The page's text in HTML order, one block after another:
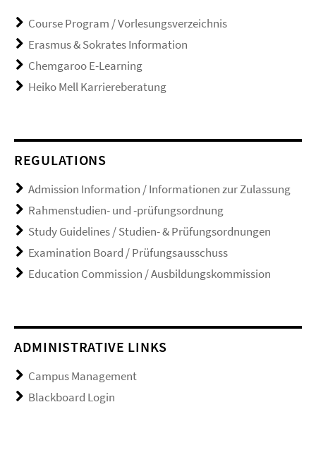
Course Program / Vorlesungsverzeichnis
Erasmus & Sokrates Information
Chemgaroo E-Learning
Heiko Mell Karriereberatung
REGULATIONS
Admission Information / Informationen zur Zulassung
Rahmenstudien- und -prüfungsordnung
Study Guidelines / Studien- & Prüfungsordnungen
Examination Board / Prüfungsausschuss
Education Commission / Ausbildungskommission
ADMINISTRATIVE LINKS
Campus Management
Blackboard Login